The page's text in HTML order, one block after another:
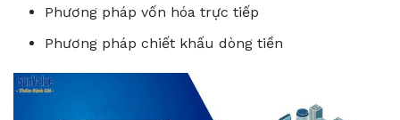
Phương pháp vốn hóa trực tiếp
Phương pháp chiết khấu dòng tiền